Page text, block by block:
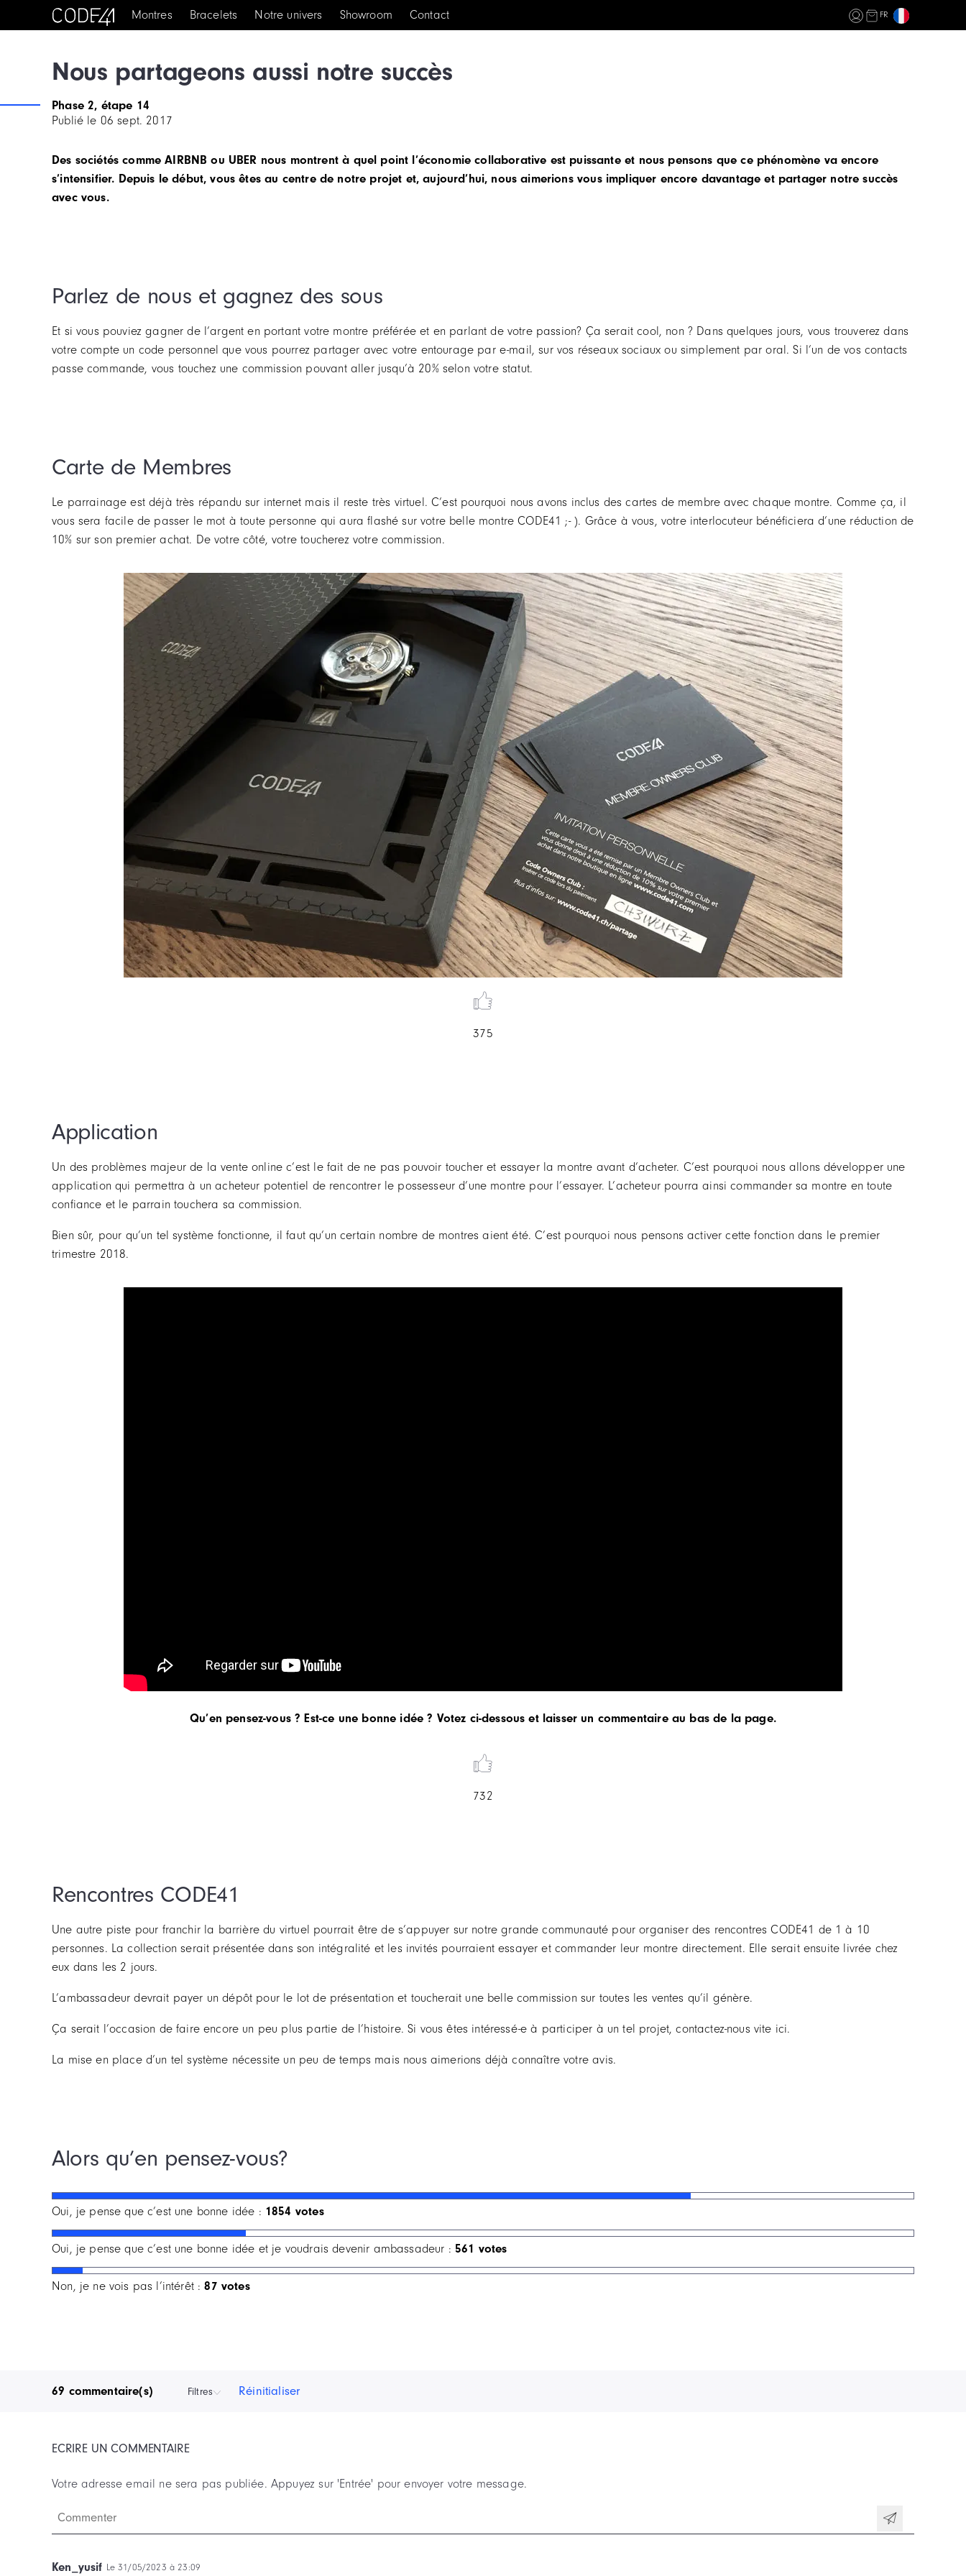
Montres Bracelets Notre univers Showroom Contact FR
Nous partageons aussi notre succès
Phase 2, étape 14
Publié le 06 sept. 2017
Des sociétés comme AIRBNB ou UBER nous montrent à quel point l’économie collaborative est puissante et nous pensons que ce phénomène va encore
s’intensifier. Depuis le début, vous êtes au centre de notre projet et, aujourd’hui, nous aimerions vous impliquer encore davantage et partager notre succès
avec vous.
Parlez de nous et gagnez des sous
Et si vous pouviez gagner de l’argent en portant votre montre préférée et en parlant de votre passion? Ça serait cool, non ? Dans quelques jours, vous trouverez dans
votre compte un code personnel que vous pourrez partager avec votre entourage par e-mail, sur vos réseaux sociaux ou simplement par oral. Si l’un de vos contacts
passe commande, vous touchez une commission pouvant aller jusqu’à 20% selon votre statut.
Carte de Membres
Le parrainage est déjà très répandu sur internet mais il reste très virtuel. C’est pourquoi nous avons inclus des cartes de membre avec chaque montre. Comme ça, il
vous sera facile de passer le mot à toute personne qui aura flashé sur votre belle montre CODE41 ;- ). Grâce à vous, votre interlocuteur bénéficiera d’une réduction de
10% sur son premier achat. De votre côté, votre toucherez votre commission.
375
Application
Un des problèmes majeur de la vente online c’est le fait de ne pas pouvoir toucher et essayer la montre avant d’acheter. C’est pourquoi nous allons développer une
application qui permettra à un acheteur potentiel de rencontrer le possesseur d’une montre pour l’essayer. L’acheteur pourra ainsi commander sa montre en toute
confiance et le parrain touchera sa commission.
Bien sûr, pour qu’un tel système fonctionne, il faut qu’un certain nombre de montres aient été. C’est pourquoi nous pensons activer cette fonction dans le premier
trimestre 2018.
Qu’en pensez-vous ? Est-ce une bonne idée ? Votez ci-dessous et laisser un commentaire au bas de la page.
732
Rencontres CODE41
Une autre piste pour franchir la barrière du virtuel pourrait être de s’appuyer sur notre grande communauté pour organiser des rencontres CODE41 de 1 à 10
personnes. La collection serait présentée dans son intégralité et les invités pourraient essayer et commander leur montre directement. Elle serait ensuite livrée chez
eux dans les 2 jours.
L’ambassadeur devrait payer un dépôt pour le lot de présentation et toucherait une belle commission sur toutes les ventes qu’il génère.
Ça serait l’occasion de faire encore un peu plus partie de l’histoire. Si vous êtes intéressé-e à participer à un tel projet, contactez-nous vite ici.
La mise en place d’un tel système nécessite un peu de temps mais nous aimerions déjà connaître votre avis.
Alors qu’en pensez-vous?
Oui, je pense que c’est une bonne idée : 1854 votes
Oui, je pense que c’est une bonne idée et je voudrais devenir ambassadeur : 561 votes
Non, je ne vois pas l’intérêt :87 votes
69 commentaire(s) Filtres Réinitialiser
ECRIRE UN COMMENTAIRE
Votre adresse email ne sera pas publiée.
Ken_yusif Le 31/05/2023 à 23:09